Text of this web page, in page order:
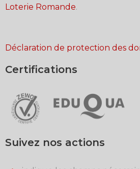
Loterie Romande.
Déclaration de protection des
Certifications
Suivez nos actions